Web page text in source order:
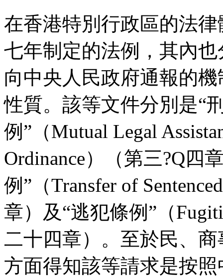
在香港特別行政區的法
七年制定的法例，其內
向中央人民政府通報的
性質。該等文件分別是“
例”（Mutual Legal
Ordinance）（第三?Q四
例”（Transfer of
章）及“逃犯條例”（
二十四章）。至於民、
方面得知該等請求是按